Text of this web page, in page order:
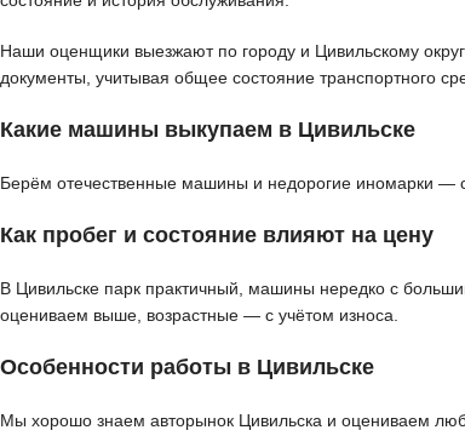
Наши оценщики выезжают по городу и Цивильскому
документы, учитывая общее состояние транспортного
Какие машины выкупаем в Цивильске
Берём отечественные машины и недорогие иномарки —
Как пробег и состояние влияют на цену
В Цивильске парк практичный, машины нередко с
оцениваем выше, возрастные — с учётом износа.
Особенности работы в Цивильске
Мы хорошо знаем авторынок Цивильска и оцениваем